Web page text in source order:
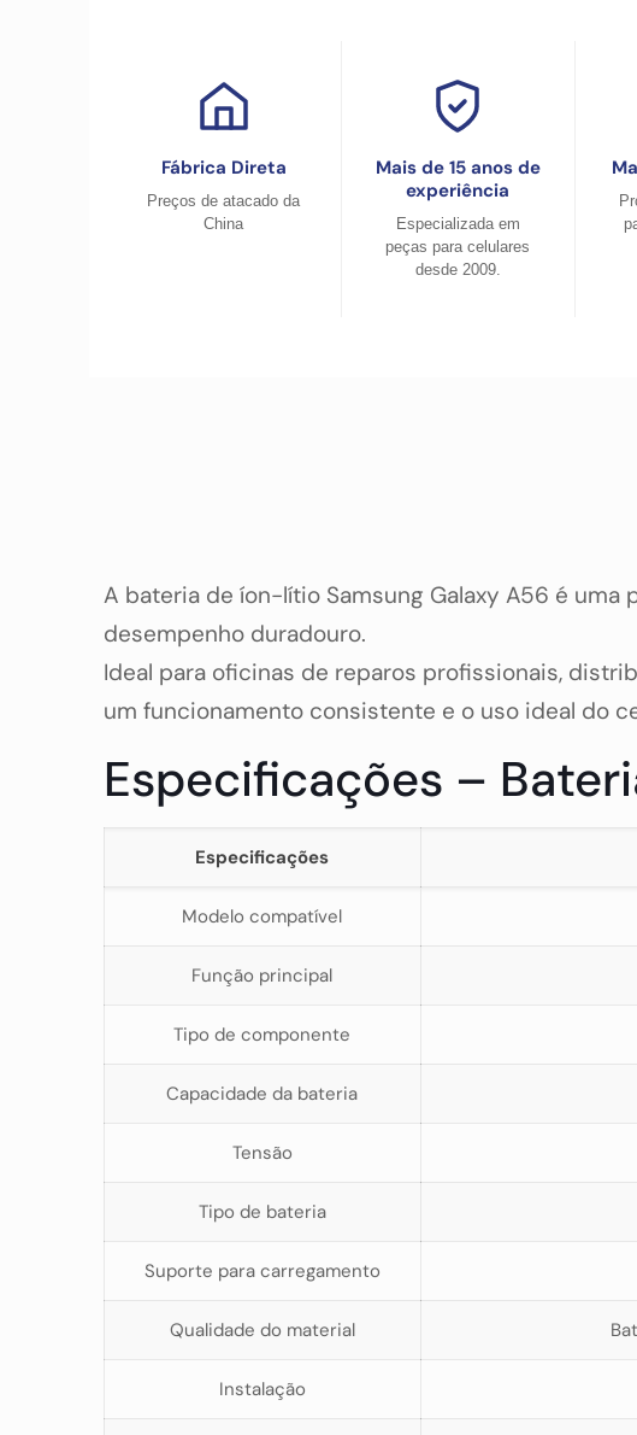
Fábrica Direta
Preços de atacado da
China
Mais de 15 anos de
experiência
Especializada em
peças para celulares
desde 2009.
A bateria de íon-lítio Samsung Galaxy A56 é
desempenho duradouro.
Ideal para oficinas de reparos profissionais,
um funcionamento consistente e o uso ideal do
Especificações –
Especificações
Modelo compatível
Função principal
Tipo de componente
Capacidade da bateria
Tensão
Tipo de bateria
Suporte para carregamento
Qualidade do material
Instalação